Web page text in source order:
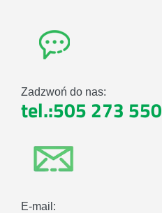
Zadzwoń do nas:
tel.:505 273 550
E-mail: